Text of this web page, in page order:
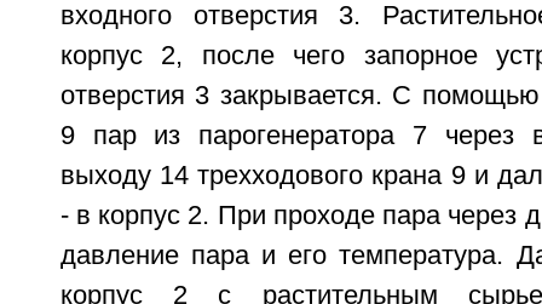
входного отверстия 3.
корпус 2, после чего запорное
отверстия 3 закрывается. С помощью
9 пар из парогенератора 7 через
выходу 14 трехходового крана 9 и
- в корпус 2. При проходе пара через
давление пара и его температура.
корпус 2 с растительным